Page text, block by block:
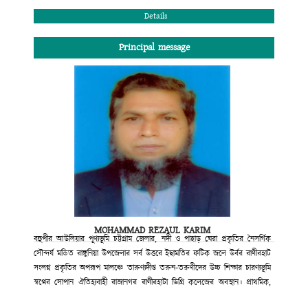
পরিবেশ এখানে রচিত হয়েছে বহু মানুষের ত্যাগে, শ্রমে ও মেধায়। বোর্ড ও
প্রমাণ আমরা প্রতিনিয়ত পাচ্ছি। তাই দেশ ও দশের কল্যাণব্রতে স্নিগ্ধ মানব সন্তান
আমাদের আজ একান্তভাবে কাম্য। তারাই গড়বে আমাদের কাঙ্খিত সোনার বাংলাদেশ।
শিক্ষা আজ পণ্যে রূপান্তরিত হয়েছে। অনেক প্রতিষ্ঠান ডিগ্রি বিক্রি করে মুনাফা লুটে
চলেছে। মুক্তবাজার অর্থনীতি ও বিশ্বায়নের যুগে শিক্ষা প্রতিষ্ঠানের আদর্শে অনড় থেকে
নানা প্রতিযোগিতার মধ্য দিয়ে আমরা নিজের ভিত মজবুত রাখবো; এ অঙ্গীকারে আমরা
অবিচল। ডিগ্রি লাভের সুযোগ করে দেয়া নয় শুধু, শিক্ষার্থীদের শারীরিক ও মানসিক
স্বাস্থ্য পরিচর্যার এক উৎকৃষ্ট কেন্দ্র রাজানগর রানীরহাট ডিগ্রি কলেজ সব সময় নতুন
সূর্যের দিকে অগ্রসরমাণ থাকবে এই আমার বিশ্বাস।
কে. আর. এম পেয়ারউদ্দিন মাহমুদ চৌধুরী
কলেজ গভনিং বডি
রাজানগর রানিরহাট ডিগ্রি কলেজ
রাঙ্গুনিয়া, চট্টগ্রাম।
Details
Principal message
MOHAMMAD REZAUL KARIM
বহুপীর আউলিয়ার পূণ্যভূমি চট্টগ্রাম জেলার, নদী ও পাহাড় ঘেরা প্রকৃতির নৈসর্গিক
সৌন্দর্য মন্ডিত রাঙ্গুনিয়া উপজেলার সর্ব উত্তরে ইছামতির ফটিক জলে উর্বর রাণীরহাট
সংলগ্ন প্রকৃতির অপরূপ মালঞ্চে তারুণ্যদীপ্ত তরুন-তরুণীদের উচ্চ শিক্ষার চারণ্যভূমি
স্বপ্নের সোপান ঐতিহ্যবাহী রাজানগর রাণীরহাটা ডিগ্রি কলেজের অবস্থান। প্রাথমিক,